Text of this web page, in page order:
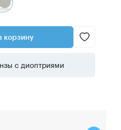
корзину
с диоптриями